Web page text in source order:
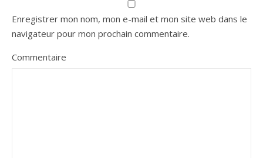
Enregistrer mon nom, mon e-mail et mon site web dans le
navigateur pour mon prochain commentaire.
Commentaire